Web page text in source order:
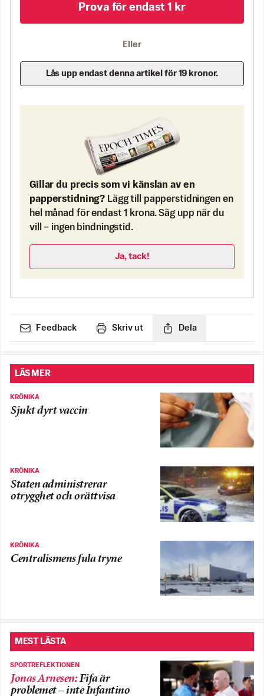
Prova för endast 1 kr
Eller
Lås upp endast denna artikel för 19 kronor.
Gillar du precis som vi känslan av en
papperstidning? Lägg till papperstidningen en
hel månad för endast 1 krona. Säg upp när du
vill – ingen bindningstid.
Ja, tack!
Feedback Skriv ut Dela
LÄS MER
KRÖNIKA
Sjukt dyrt vaccin
KRÖNIKA
Staten administrerar
otrygghet och orättvisa
KRÖNIKA
Centralismens fula tryne
MEST LÄSTA
SPORTREFLEKTIONEN
Jonas Arnesen:Fifa är
problemet – inte Infantino